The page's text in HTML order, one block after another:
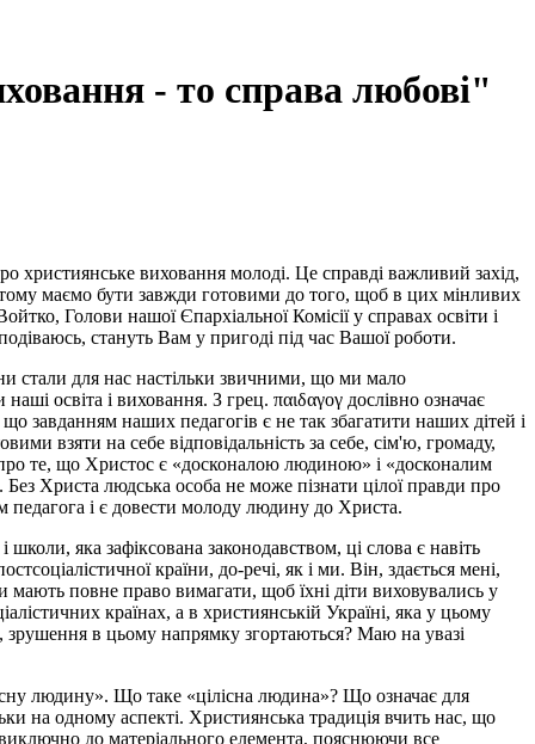
- то справа любові"
християнське виховання молоді. Це справді важливий захід,
маємо бути завжди готовими до того, щоб в цих мінливих
Голови нашої Єпархіальної Комісії у справах освіти і
стануть Вам у пригоді під час Вашої роботи.
стали для нас настільки звичними, що ми мало
освіта і виховання. З грец. παιδαγογ дослівно означає
завданням наших педагогів є не так збагатити наших дітей і
взяти на себе відповідальність за себе, сім'ю, громаду,
те, що Христос є «досконалою людиною» і «досконалим
Христа людська особа не може пізнати цілої правди про
педагога і є довести молоду людину до Христа.
яка зафіксована законодавством, ці слова є навіть
країни, до-речі, як і ми. Він, здається мені,
повне право вимагати, щоб їхні діти виховувались у
країнах, а в християнській Україні, яка у цьому
зрушення в цьому напрямку згортаються? Маю на увазі
людину». Що таке «цілісна людина»? Що означає для
на одному аспекті. Християнська традиція вчить нас, що
до матеріального елемента, пояснюючи все